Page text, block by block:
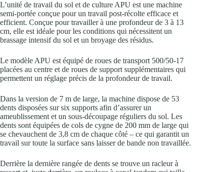
L’unité de travail du sol et de culture APU est une machine
semi-portée conçue pour un travail post-récolte efficace et
efficient. Conçue pour travailler à une profondeur de 3 à 13
cm, elle est idéale pour les conditions qui nécessitent un
brassage intensif du sol et un broyage des résidus.
Le modèle APU est équipé de roues de transport 500/50-17
placées au centre et de roues de support supplémentaires qui
permettent un réglage précis de la profondeur de travail.
Dans la version de 7 m de large, la machine dispose de 53
dents disposées sur six supports afin d’assurer un
ameublissement et un sous-découpage réguliers du sol. Les
dents sont équipées de cols de cygne de 200 mm de large qui
se chevauchent de 3,8 cm de chaque côté – ce qui garantit un
travail sur toute la surface sans laisser de bande non travaillée.
Derrière la dernière rangée de dents se trouve un racleur à